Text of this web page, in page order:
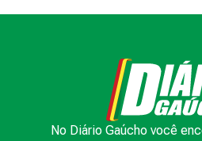
No Diário Gaúcho você